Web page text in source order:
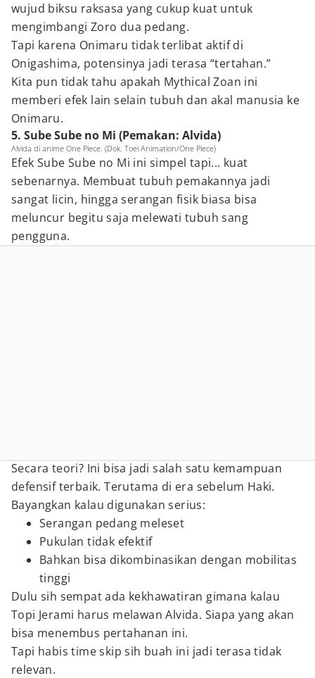
wujud biksu raksasa yang cukup kuat untuk
mengimbangi Zoro dua pedang.
Tapi karena Onimaru tidak terlibat aktif di
Onigashima, potensinya jadi terasa “tertahan.”
Kita pun tidak tahu apakah Mythical Zoan ini
memberi efek lain selain tubuh dan akal manusia ke
Onimaru.
5. Sube Sube no Mi (Pemakan: Alvida)
Alvida di anime One Piece. (Dok. Toei Animation/One Piece)
Efek Sube Sube no Mi ini simpel tapi... kuat
sebenarnya. Membuat tubuh pemakannya jadi
sangat licin, hingga serangan fisik biasa bisa
meluncur begitu saja melewati tubuh sang
pengguna.
Secara teori? Ini bisa jadi salah satu kemampuan
defensif terbaik. Terutama di era sebelum Haki.
Bayangkan kalau digunakan serius:
Serangan pedang meleset
Pukulan tidak efektif
Bahkan bisa dikombinasikan dengan mobilitas
tinggi
Dulu sih sempat ada kekhawatiran gimana kalau
Topi Jerami harus melawan Alvida. Siapa yang akan
bisa menembus pertahanan ini.
Tapi habis time skip sih buah ini jadi terasa tidak
relevan.